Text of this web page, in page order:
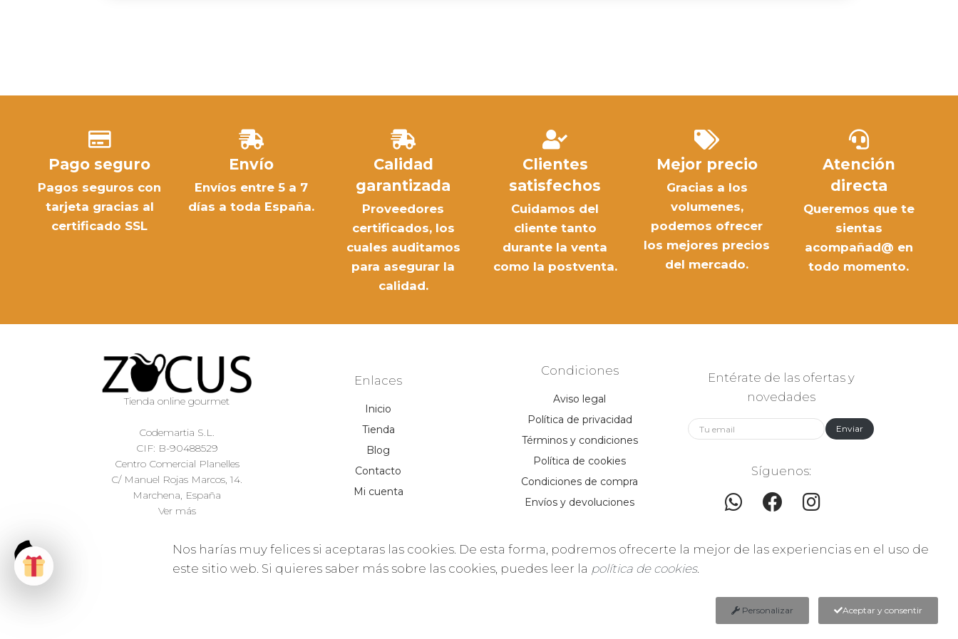
0
Pago seguro
Pagos seguros con
tarjeta gracias al
certificado SSL
Envío
Envíos entre 5 a 7
días a toda España.
Calidad
garantizada
Proveedores
certificados, los
cuales auditamos
para asegurar la
calidad.
Clientes
satisfechos
Cuidamos del
cliente tanto
durante la venta
como la postventa.
Mejor precio
Gracias a los
volumenes,
podemos ofrecer
los mejores precios
del mercado.
Atención
directa
Queremos que te
sientas
acompañad@ en
todo momento.
Tienda online gourmet
Codemartia S.L.
CIF: B-90488529
Centro Comercial Planelles
C/ Manuel Rojas Marcos, 14.
Marchena, España
Ver más
Enlaces
Inicio
Tienda
Blog
Contacto
Mi cuenta
Condiciones
Aviso legal
Política de privacidad
Términos y condiciones
Política de cookies
Condiciones de compra
Envíos y devoluciones
Entérate de las ofertas y
novedades
Enviar
Síguenos:
Nos harías muy felices si aceptaras las cookies. De esta forma, podremos ofrecerte la mejor de las experiencias en el uso de
este sitio web. Si quieres saber más sobre las cookies, puedes leer la política de cookies.
Personalizar Aceptar y consentir